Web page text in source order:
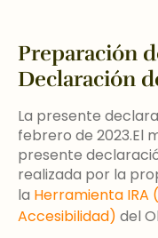
Preparación
Declaración
La presente
febrero de 2023.El
presente
realizada por la
la Herramienta IRA
Accesibilidad) del